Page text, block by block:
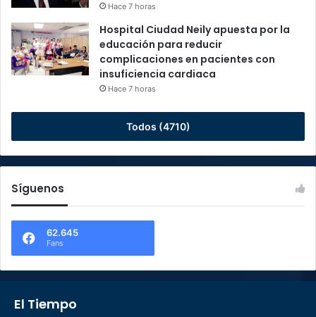
Hace 7 horas
Hospital Ciudad Neily apuesta por la
educación para reducir
complicaciones en pacientes con
insuficiencia cardiaca
Hace 7 horas
Todos (4710)
Síguenos
62.645
Fans
El Tiempo